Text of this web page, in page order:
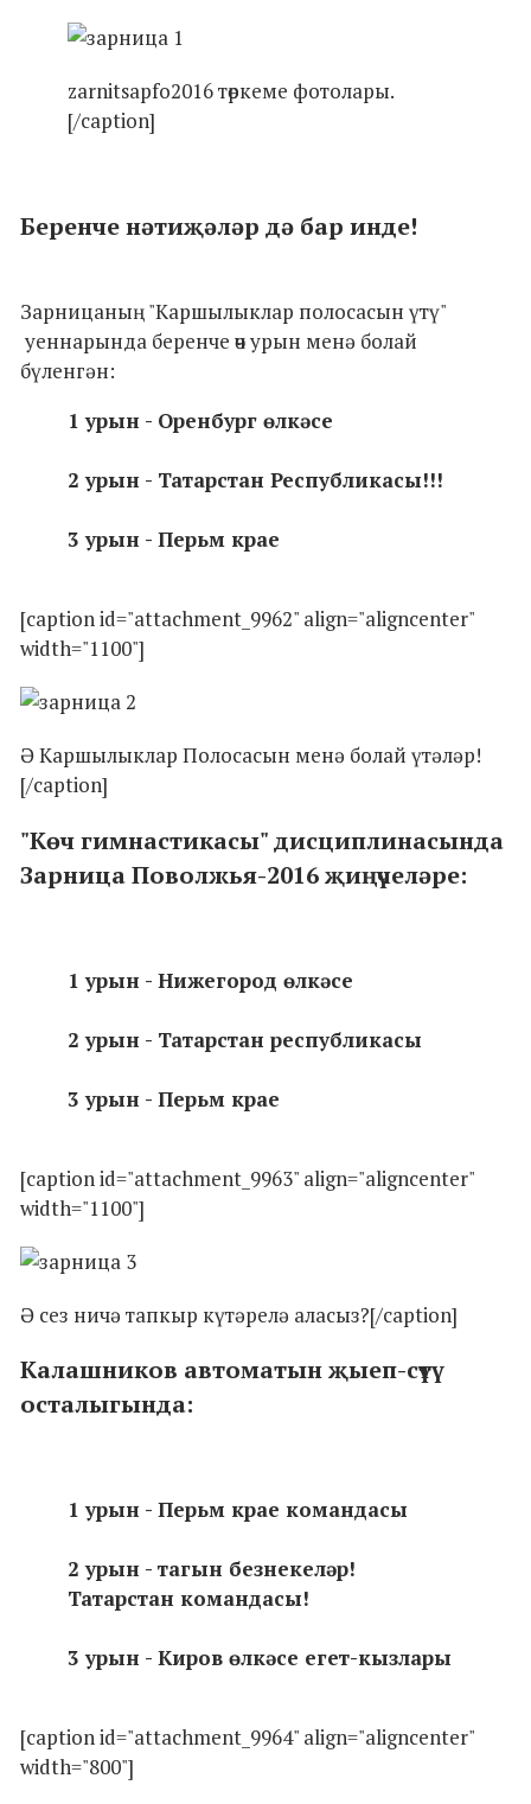
zarnitsapfo2016 төркеме фотолары.
[/caption]
Беренче нәтиҗәләр дә бар инде!
Зарницаның "Каршылыклар полосасын үтү"
уеннарында беренче өч урын менә болай
бүленгән:
1 урын - Оренбург өлкәсе
2 урын - Татарстан Республикасы!!!
3 урын - Перьм крае
[caption id="attachment_9962" align="aligncenter"
width="1100"]
Ә Каршылыклар Полосасын менә болай үтәләр!
[/caption]
"Көч гимнастикасы" дисциплинасында
Зарница Поволжья-2016 җиңүчеләре:
1 урын - Нижегород өлкәсе
2 урын - Татарстан республикасы
3 урын - Перьм крае
[caption id="attachment_9963" align="aligncenter"
width="1100"]
Ә сез ничә тапкыр күтәрелә аласыз?[/caption]
Калашников автоматын җыеп-сүтү
осталыгында:
1 урын - Перьм крае командасы
2 урын - тагын безнекеләр!
Татарстан командасы!
3 урын - Киров өлкәсе егет-кызлары
[caption id="attachment_9964" align="aligncenter"
width="800"]